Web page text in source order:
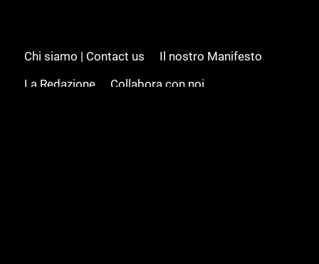
Chi siamo | Contact us
Il nostro Manifesto
La Redazione
Collabora con noi